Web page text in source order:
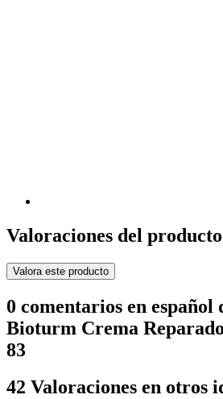
Valoraciones del producto
Valora este producto
0 comentarios en español
Bioturm Crema
83
42 Valoraciones en otros